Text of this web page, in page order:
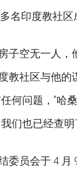
多名印度教社
子空无一人，
教社区与他的
何问题，”哈
们也已经查
委员会于 4 月